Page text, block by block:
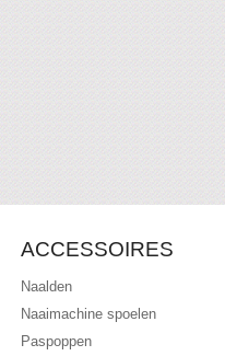
ACCESSOIRES
Naalden
Naaimachine spoelen
Paspoppen